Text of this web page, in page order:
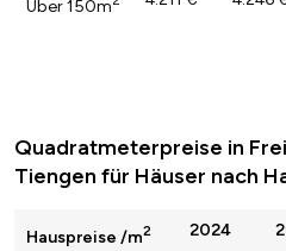
Über 150m
Quadratmeterpreise in
Tiengen für Häuser nach
Hauspreise /m2 2024